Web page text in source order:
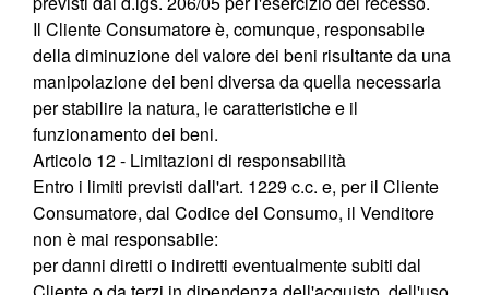
Il Cliente Consumatore è, comunque, responsabile
della diminuzione del valore dei beni risultante da una
manipolazione dei beni diversa da quella necessaria
per stabilire la natura, le caratteristiche e il
funzionamento dei beni.
Articolo 12 - Limitazioni di responsabilità
Entro i limiti previsti dall'art. 1229 c.c. e, per il Cliente
Consumatore, dal Codice del Consumo, il Venditore
non è mai responsabile:
per danni diretti o indiretti eventualmente subiti dal